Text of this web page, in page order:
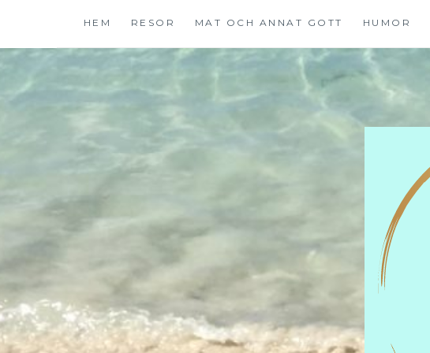
innehåll
HEM RESOR MAT OCH ANNAT GOTT HUMOR